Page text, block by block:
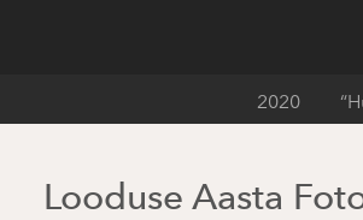
2020
Looduse Aasta